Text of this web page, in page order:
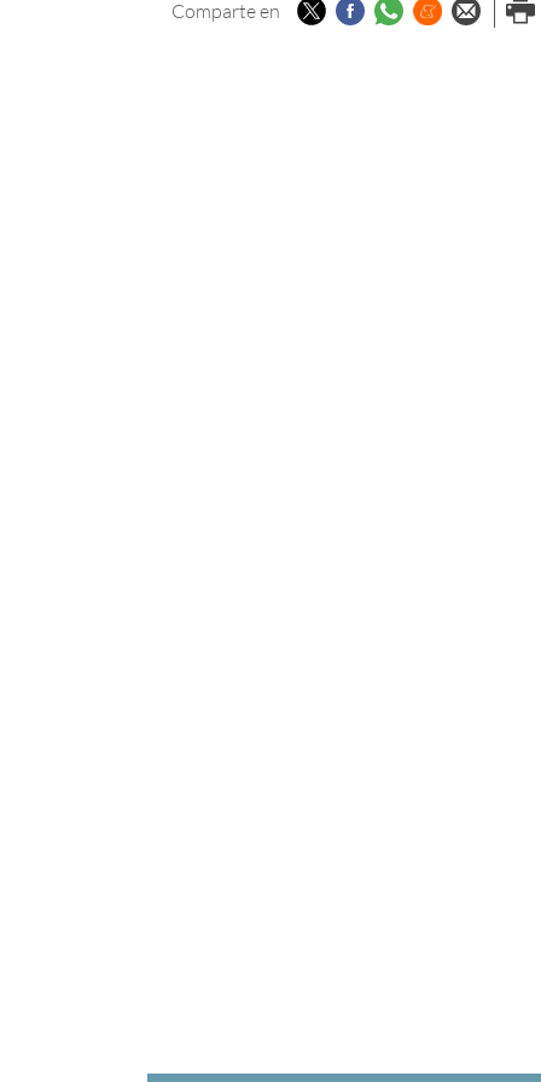
Comparte en TwitterFacebook
Whatsapp
Menéame
Enviar